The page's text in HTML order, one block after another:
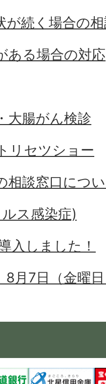
が続く場合の
ある場合の対応
大腸がん検診
リセツショー
相談窓口につ
ス感染症)
入しました！
8月7日（金曜